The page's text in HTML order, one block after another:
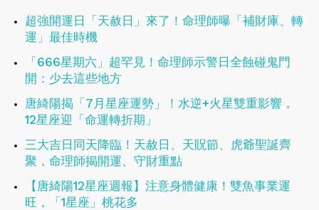
超強開運日「天赦日」來了！命理師曝「補財庫、轉
運」最佳時機
「666星期六」超罕見！命理師示警日全蝕碰鬼門
開：少去這些地方
唐綺陽揭「7月星座運勢」！水逆+火星雙重影響，
12星座迎「命運轉折期」
三大吉日同天降臨！天赦日、天貺節、虎爺聖誕齊
聚，命理師揭開運、守財重點
【唐綺陽12星座週報】注意身體健康！​​​​​​​雙魚事業運
旺，「1星座」桃花多